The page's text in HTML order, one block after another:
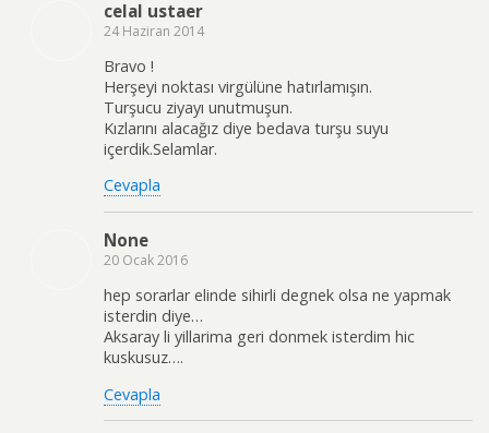
celal ustaer
24 Haziran 2014
Bravo !
Herşeyi noktası virgülüne hatırlamışın.
Turşucu ziyayı unutmuşun.
Kızlarını alacağız diye bedava turşu suyu
içerdik.Selamlar.
Cevapla
None
20 Ocak 2016
hep sorarlar elinde sihirli degnek olsa ne yapmak
isterdin diye…
Aksaray li yillarima geri donmek isterdim hic
kuskusuz….
Cevapla